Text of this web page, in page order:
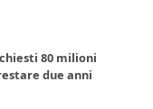
80 milioni
due anni